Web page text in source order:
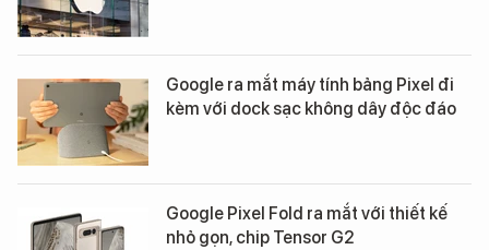
Google ra mắt máy tính bảng Pixel đi
kèm với dock sạc không dây độc đáo
Google Pixel Fold ra mắt với thiết kế
nhỏ gọn, chip Tensor G2